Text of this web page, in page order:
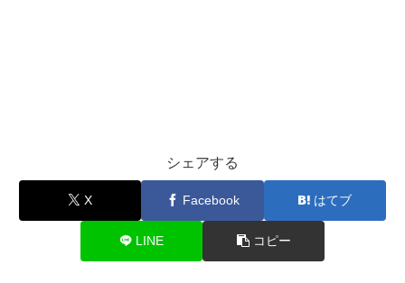
シェアする
X Facebook はてブ
LINE コピー